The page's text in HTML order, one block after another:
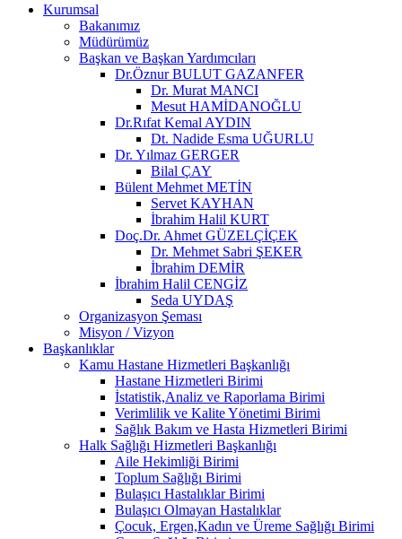
Kurumsal
Bakanımız
Müdürümüz
Başkan ve Başkan Yardımcıları
Dr.Öznur BULUT GAZANFER
Dr. Murat MANCI
Mesut HAMİDANOĞLU
Dr.Rıfat Kemal AYDIN
Dt. Nadide Esma UĞURLU
Dr. Yılmaz GERGER
Bilal ÇAY
Bülent Mehmet METİN
Servet KAYHAN
İbrahim Halil KURT
Doç.Dr. Ahmet GÜZELÇİÇEK
Dr. Mehmet Sabri ŞEKER
İbrahim DEMİR
İbrahim Halil CENGİZ
Seda UYDAŞ
Organizasyon Şeması
Misyon / Vizyon
Başkanlıklar
Kamu Hastane Hizmetleri Başkanlığı
Hastane Hizmetleri Birimi
İstatistik,Analiz ve Raporlama Birimi
Verimlilik ve Kalite Yönetimi Birimi
Sağlık Bakım ve Hasta Hizmetleri Birimi
Halk Sağlığı Hizmetleri Başkanlığı
Aile Hekimliği Birimi
Toplum Sağlığı Birimi
Bulaşıcı Hastalıklar Birimi
Bulaşıcı Olmayan Hastalıklar
Çocuk, Ergen,Kadın ve Üreme Sağlığı Birimi